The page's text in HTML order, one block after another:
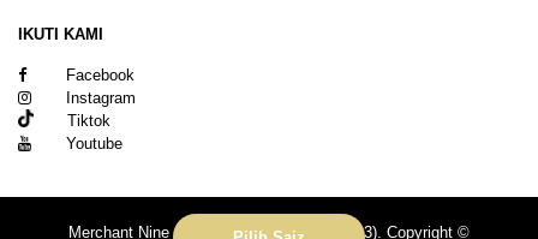
IKUTI KAMI
Facebook
Instagram
Tiktok
Youtube
Merchant Nine Sdn Bhd (No. 201601039113). Copyright ©